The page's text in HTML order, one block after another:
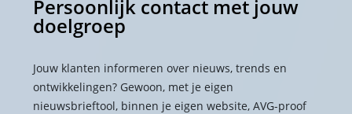
Persoonlijk contact met jouw
doelgroep
Jouw klanten informeren over nieuws, trends en
ontwikkelingen? Gewoon, met je eigen
nieuwsbrieftool, binnen je eigen website, AVG-proof